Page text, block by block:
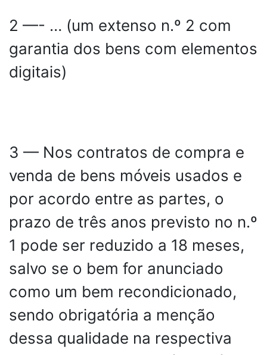
2 —- … (um extenso n.º 2 com
garantia dos bens com elementos
digitais)
3 — Nos contratos de compra e
venda de bens móveis usados e
por acordo entre as partes, o
prazo de três anos previsto no n.º
1 pode ser reduzido a 18 meses,
salvo se o bem for anunciado
como um bem recondicionado,
sendo obrigatória a menção
dessa qualidade na respectiva